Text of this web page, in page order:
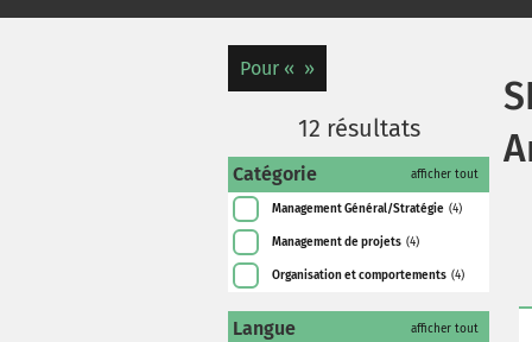
Pour
12 résultats
Catégorie afficher tout
Management Général/Stratégie (4)
Management de projets (4)
Organisation et comportements (4)
Langue afficher tout